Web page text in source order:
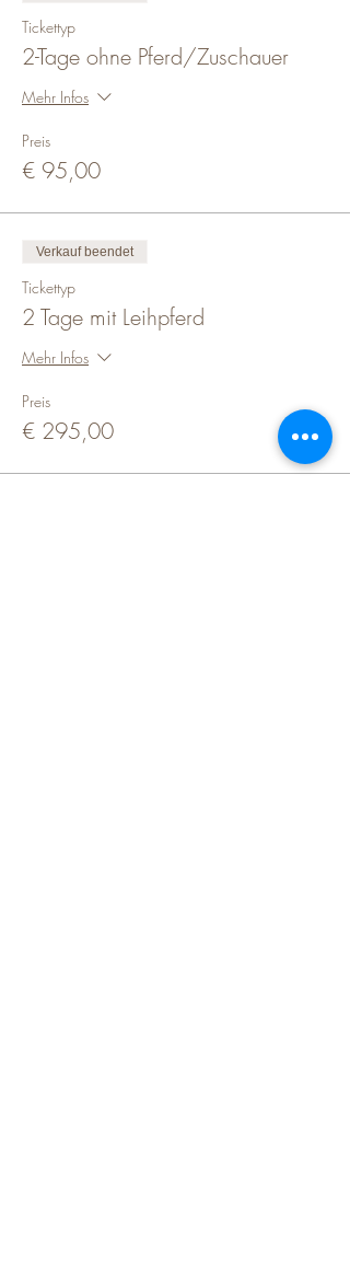
Tickettyp
2-Tage ohne Pferd/Zuschauer
Mehr Infos
Preis
€ 95,00
Verkauf beendet
Tickettyp
2 Tage mit Leihpferd
Mehr Infos
Preis
€ 295,00